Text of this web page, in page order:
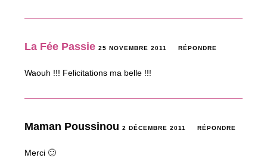
La Fée Passie 25 NOVEMBRE 2011 RÉPONDRE
Waouh !!! Felicitations ma belle !!!
Maman Poussinou2 DÉCEMBRE 2011 RÉPONDRE
Merci 🙂